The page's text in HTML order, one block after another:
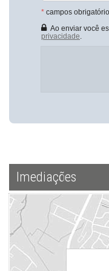
Sacada / Varanda
Sala de Estar
Sacada Técnica
Características do
Sauna
Bar
Salão de Festas
Piscina
Spa
Espaço Gourmet
Espaço Fitness
Portaria 24h
* campos
Ao enviar você
privacidade
Imediações